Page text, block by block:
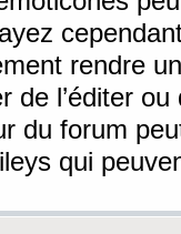
rendre
de l’éditer
du forum
qui